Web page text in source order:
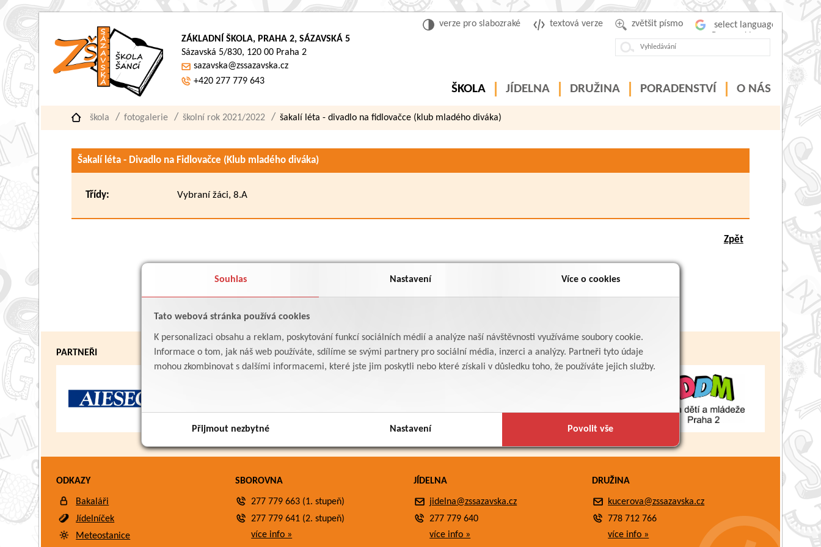
Souhlas Nastavení Více o cookies
Tato webová stránka používá cookies
K personalizaci obsahu a reklam, poskytování funkcí sociálních médií a analýze naší návštěvnosti využíváme soubory cookie.
Informace o tom, jak náš web používáte, sdílíme se svými partnery pro sociální média, inzerci a analýzy. Partneři tyto údaje
mohou zkombinovat s dalšími informacemi, které jste jim poskytli nebo které získali v důsledku toho, že používáte jejich služby.
Přijmout nezbytné Nastavení Povolit vše
zvětšit písmo
textová verze
verze pro slabozraké
ZÁKLADNÍ ŠKOLA, PRAHA 2, SÁZAVSKÁ 5
Sázavská 5/830, 120 00 Praha 2
sazavska@zssazavska.cz
+420 277 779 643
ŠKOLA JÍDELNA DRUŽINA PORADENSTVÍ O NÁS
škola fotogalerie školní rok 2021/2022 šakalí léta - divadlo na fidlovačce (klub mladého diváka)
Šakalí léta - Divadlo na Fidlovačce (Klub mladého diváka)
Třídy: Vybraní žáci, 8.A
Zpět
PARTNEŘI
ODKAZY
Bakaláři
Jídelníček
Meteostanice
SBOROVNA
277 779 663 (1. stupeň)
277 779 641 (2. stupeň)
více info »
JÍDELNA
jidelna@zssazavska.cz
277 779 640
více info »
DRUŽINA
kucerova@zssazavska.cz
778 712 766
více info »